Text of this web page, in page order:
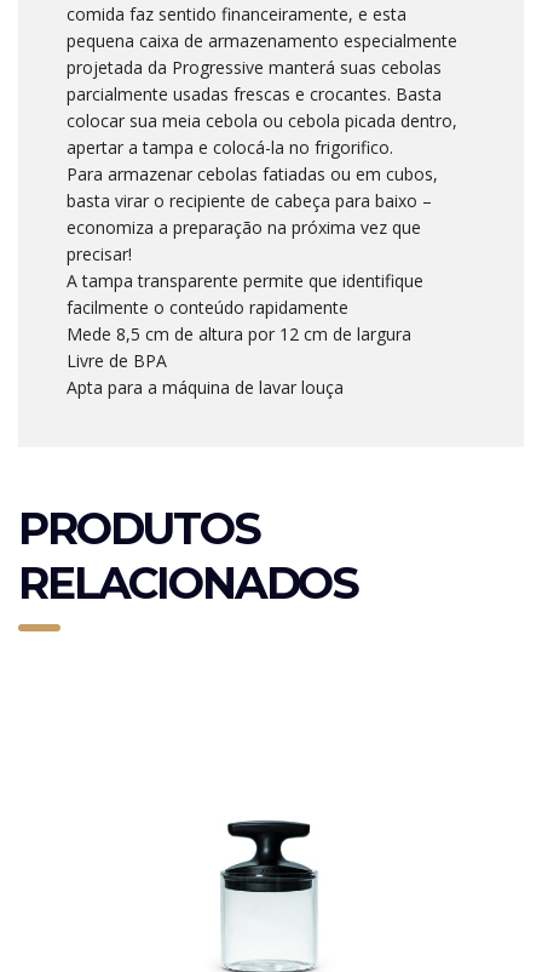
comida faz sentido financeiramente, e esta
pequena caixa de armazenamento especialmente
projetada da Progressive manterá suas cebolas
parcialmente usadas frescas e crocantes. Basta
colocar sua meia cebola ou cebola picada dentro,
apertar a tampa e colocá-la no frigorifico.
Para armazenar cebolas fatiadas ou em cubos,
basta virar o recipiente de cabeça para baixo –
economiza a preparação na próxima vez que
precisar!
A tampa transparente permite que identifique
facilmente o conteúdo rapidamente
Mede 8,5 cm de altura por 12 cm de largura
Livre de BPA
Apta para a máquina de lavar louça
PRODUTOS
RELACIONADOS